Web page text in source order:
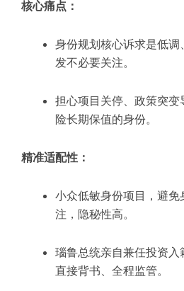
核心痛点：
身份规划核心诉求是低调
发不必要关注。
担心项目关停、政策突
险长期保值的身份。
精准适配性：
小众低敏身份项目，避
注，隐秘性高。
瑙鲁总统亲自兼任投资
直接背书、全程监管。